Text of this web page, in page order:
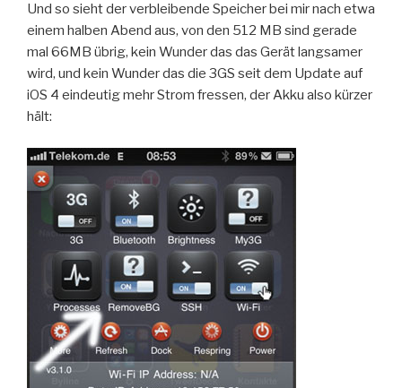
Und so sieht der verbleibende Speicher bei mir nach etwa
einem halben Abend aus, von den 512 MB sind gerade
mal 66MB übrig, kein Wunder das das Gerät langsamer
wird, und kein Wunder das die 3GS seit dem Update auf
iOS 4 eindeutig mehr Strom fressen, der Akku also kürzer
hält: